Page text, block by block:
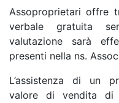
Assoproprietari offre
verbale gratuita
valutazione sarà
presenti nella ns.
L’assistenza di un
valore di vendita di